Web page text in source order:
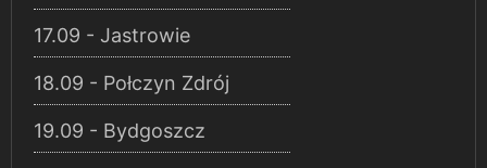
17.09 - Jastrowie
18.09 - Połczyn Zdrój
19.09 - Bydgoszcz